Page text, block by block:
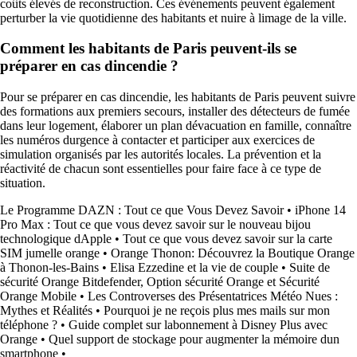
coûts élevés de reconstruction. Ces événements peuvent également
perturber la vie quotidienne des habitants et nuire à limage de la ville.
Comment les habitants de Paris peuvent-ils se
préparer en cas dincendie ?
Pour se préparer en cas dincendie, les habitants de Paris peuvent suivre
des formations aux premiers secours, installer des détecteurs de fumée
dans leur logement, élaborer un plan dévacuation en famille, connaître
les numéros durgence à contacter et participer aux exercices de
simulation organisés par les autorités locales. La prévention et la
réactivité de chacun sont essentielles pour faire face à ce type de
situation.
Le Programme DAZN : Tout ce que Vous Devez Savoir• iPhone 14
Pro Max : Tout ce que vous devez savoir sur le nouveau bijou
technologique dApple • Tout ce que vous devez savoir sur la carte
SIM jumelle orange • Orange Thonon: Découvrez la Boutique Orange
à Thonon-les-Bains • Elisa Ezzedine et la vie de couple • Suite de
sécurité Orange Bitdefender, Option sécurité Orange et Sécurité
Orange Mobile • Les Controverses des Présentatrices Météo Nues :
Mythes et Réalités • Pourquoi je ne reçois plus mes mails sur mon
téléphone ? • Guide complet sur labonnement à Disney Plus avec
Orange • Quel support de stockage pour augmenter la mémoire dun
smartphone •